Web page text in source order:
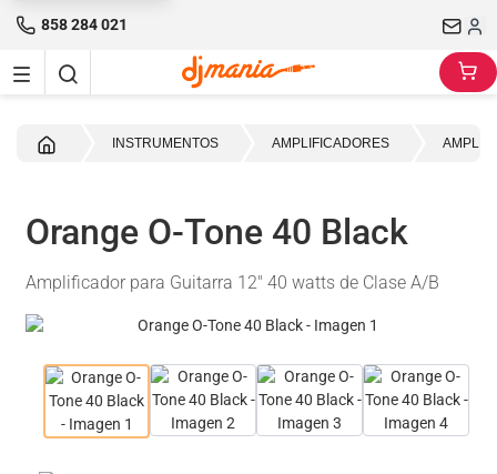
858 284 021
INSTRUMENTOS AMPLIFICADORES
Orange O-Tone 40 Black
Amplificador para Guitarra 12" 40 watts de Clase A/B